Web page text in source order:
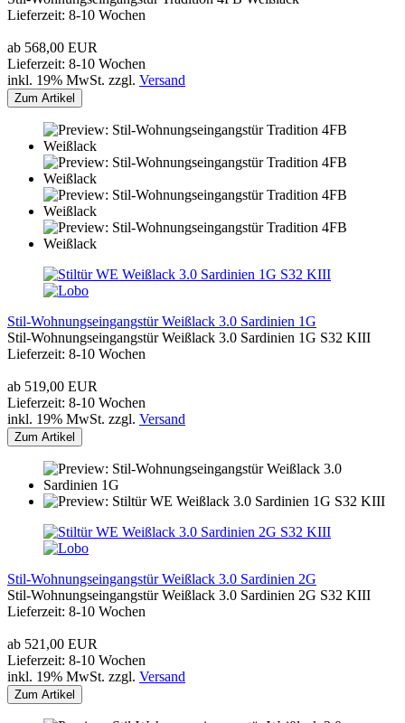
Lieferzeit: 8-10 Wochen
ab 568,00 EUR
Lieferzeit: 8-10 Wochen
inkl. 19% MwSt. zzgl. Versand
Zum Artikel
Stil-Wohnungseingangstür Weißlack 3.0 Sardinien 1G
Stil-Wohnungseingangstür Weißlack 3.0 Sardinien 1G S32 KIII
Lieferzeit: 8-10 Wochen
ab 519,00 EUR
Lieferzeit: 8-10 Wochen
inkl. 19% MwSt. zzgl. Versand
Zum Artikel
Stil-Wohnungseingangstür Weißlack 3.0 Sardinien 2G
Stil-Wohnungseingangstür Weißlack 3.0 Sardinien 2G S32 KIII
Lieferzeit: 8-10 Wochen
ab 521,00 EUR
Lieferzeit: 8-10 Wochen
inkl. 19% MwSt. zzgl. Versand
Zum Artikel